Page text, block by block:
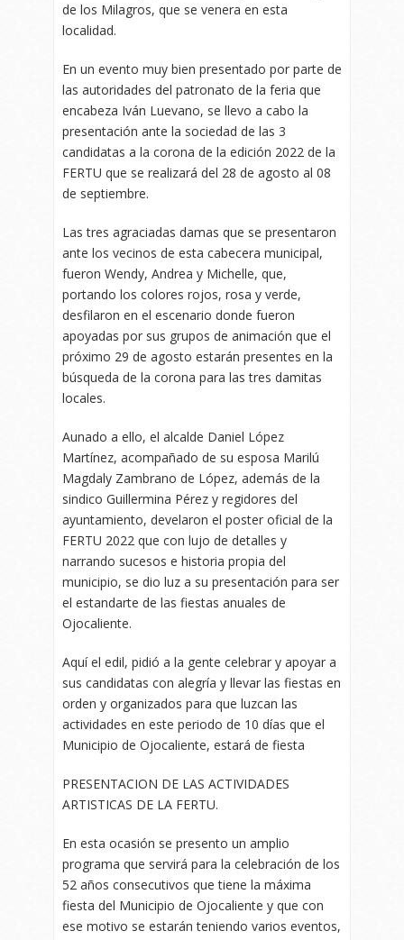
de los Milagros, que se venera en esta
localidad.
En un evento muy bien presentado por parte de
las autoridades del patronato de la feria que
encabeza Iván Luevano, se llevo a cabo la
presentación ante la sociedad de las 3
candidatas a la corona de la edición 2022 de la
FERTU que se realizará del 28 de agosto al 08
de septiembre.
Las tres agraciadas damas que se presentaron
ante los vecinos de esta cabecera municipal,
fueron Wendy, Andrea y Michelle, que,
portando los colores rojos, rosa y verde,
desfilaron en el escenario donde fueron
apoyadas por sus grupos de animación que el
próximo 29 de agosto estarán presentes en la
búsqueda de la corona para las tres damitas
locales.
Aunado a ello, el alcalde Daniel López
Martínez, acompañado de su esposa Marilú
Magdaly Zambrano de López, además de la
sindico Guillermina Pérez y regidores del
ayuntamiento, develaron el poster oficial de la
FERTU 2022 que con lujo de detalles y
narrando sucesos e historia propia del
municipio, se dio luz a su presentación para ser
el estandarte de las fiestas anuales de
Ojocaliente.
Aquí el edil, pidió a la gente celebrar y apoyar a
sus candidatas con alegría y llevar las fiestas en
orden y organizados para que luzcan las
actividades en este periodo de 10 días que el
Municipio de Ojocaliente, estará de fiesta
PRESENTACION DE LAS ACTIVIDADES
ARTISTICAS DE LA FERTU.
En esta ocasión se presento un amplio
programa que servirá para la celebración de los
52 años consecutivos que tiene la máxima
fiesta del Municipio de Ojocaliente y que con
ese motivo se estarán teniendo varios eventos,